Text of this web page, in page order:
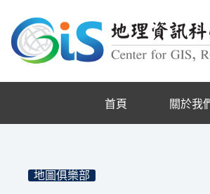
首頁 關於我
地圖俱樂部